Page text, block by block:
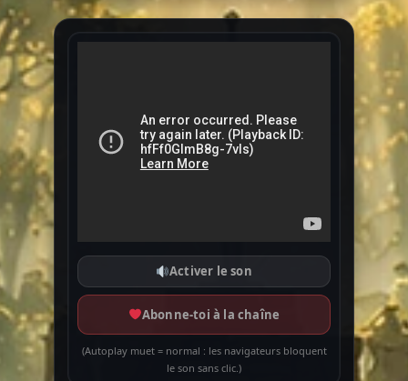
Activer le son
Abonne-toi à la chaîne
(Autoplay muet = normal : les navigateurs bloquent
le son sans clic.)